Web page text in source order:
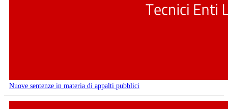
Nuove sentenze in materia di appalti pubblici